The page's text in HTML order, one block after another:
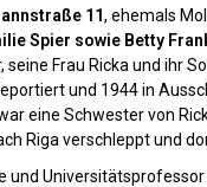
11, ehemals
Spier sowie Betty
seine Frau Ricka und ihr
und 1944 in
eine Schwester von
Riga verschleppt und
und Universitätsprofessor